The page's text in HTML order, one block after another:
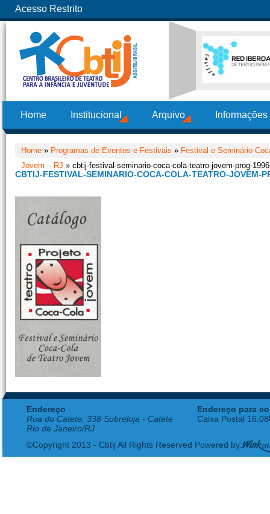
Acesso Restrito
Home Institucional Arquivo
Home » Programas de Eventos e Festivais » Festival e Seminário
Jovem – RJ » cbtij-festival-seminario-coca-cola-teatro-jovem-prog-1996
CBTIJ-FESTIVAL-SEMINARIO-COCA-COLA-TEATRO-JOVEM-
Endereço
Rua do Catete, 338 Sobreloja - Catete
Rio de Janeiro/RJ
Endereço para
Caixa Postal
©Copyright 2013 - Cbtij All Rights Reserved Powered by: